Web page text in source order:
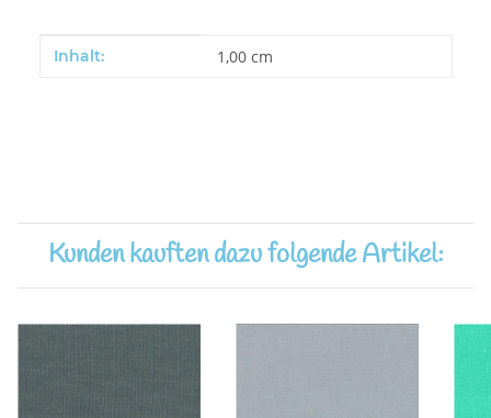
Produkteigenschaft
Wert
Inhalt: 1,00 cm
Kunden kauften dazu folgende Artikel: